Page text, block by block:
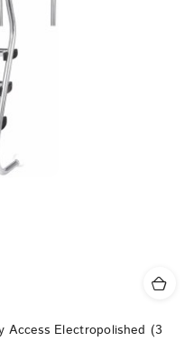
Access Electropolished (3